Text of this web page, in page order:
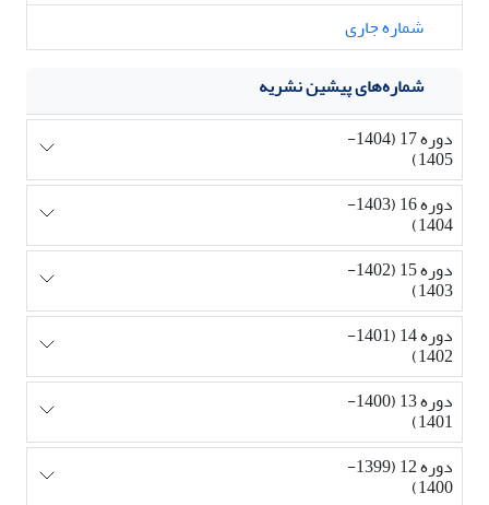
شماره جاری
شماره‌های پیشین نشریه
دوره 17 (1404-
1405)
دوره 16 (1403-
1404)
دوره 15 (1402-
1403)
دوره 14 (1401-
1402)
دوره 13 (1400-
1401)
دوره 12 (1399-
1400)